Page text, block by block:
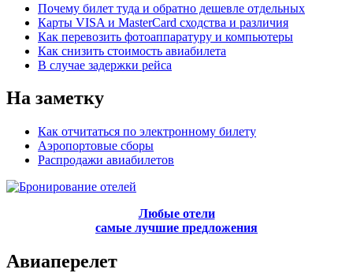
Почему билет туда и обратно дешевле отдельных
Карты VISA и MasterCard сходства и различия
Как перевозить фотоаппаратуру и компьютеры
Как снизить стоимость авиабилета
В случае задержки рейса
На заметку
Как отчитаться по электронному билету
Аэропортовые сборы
Распродажи авиабилетов
Любые отели
самые лучшие предложения
Авиаперелет